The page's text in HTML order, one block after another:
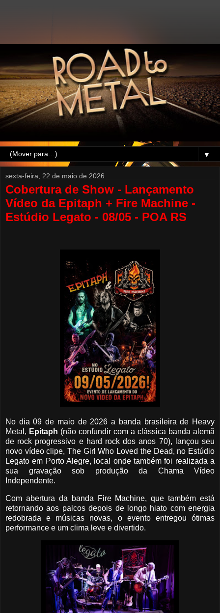
▼
sexta-feira, 22 de maio de 2026
Cobertura de Show - Lançamento
Vídeo da Epitaph + Fire Machine -
Estúdio Legato - 08/05 - POA RS
No dia 09 de maio de 2026 a banda brasileira de Heavy
Metal, Epitaph (não confundir com a clássica banda alemã
de rock progressivo e hard rock dos anos 70), lançou seu
novo vídeo clipe, The Girl Who Loved the Dead, no Estúdio
Legato em Porto Alegre, local onde também foi realizada a
sua gravação sob produção da Chama Vídeo
Independente.
Com abertura da banda Fire Machine, que também está
retornando aos palcos depois de longo hiato com energia
redobrada e músicas novas, o evento entregou ótimas
performance e um clima leve e divertido.